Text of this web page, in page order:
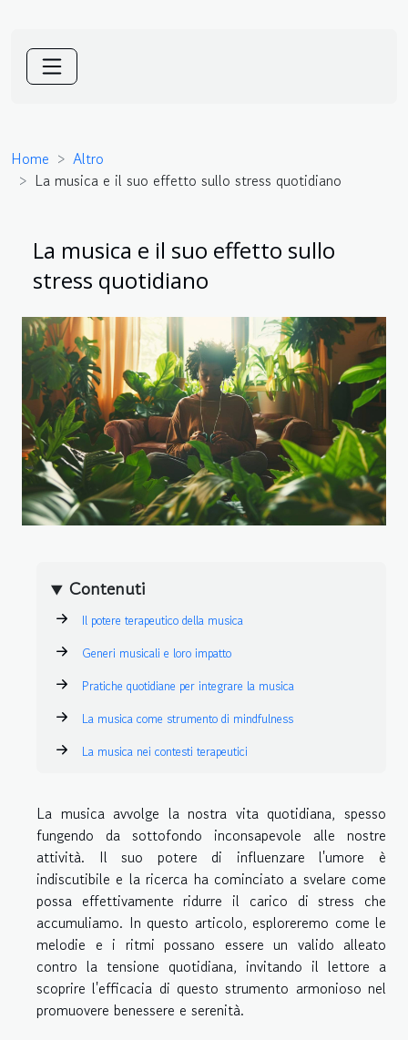
Home
Altro
La musica e il suo effetto sullo stress quotidiano
La musica e il suo effetto sullo
stress quotidiano
Contenuti
Il potere terapeutico della musica
Generi musicali e loro impatto
Pratiche quotidiane per integrare la musica
La musica come strumento di mindfulness
La musica nei contesti terapeutici
La musica avvolge la nostra vita quotidiana, spesso
fungendo da sottofondo inconsapevole alle nostre
attività. Il suo potere di influenzare l'umore è
indiscutibile e la ricerca ha cominciato a svelare come
possa effettivamente ridurre il carico di stress che
accumuliamo. In questo articolo, esploreremo come le
melodie e i ritmi possano essere un valido alleato
contro la tensione quotidiana, invitando il lettore a
scoprire l'efficacia di questo strumento armonioso nel
promuovere benessere e serenità.